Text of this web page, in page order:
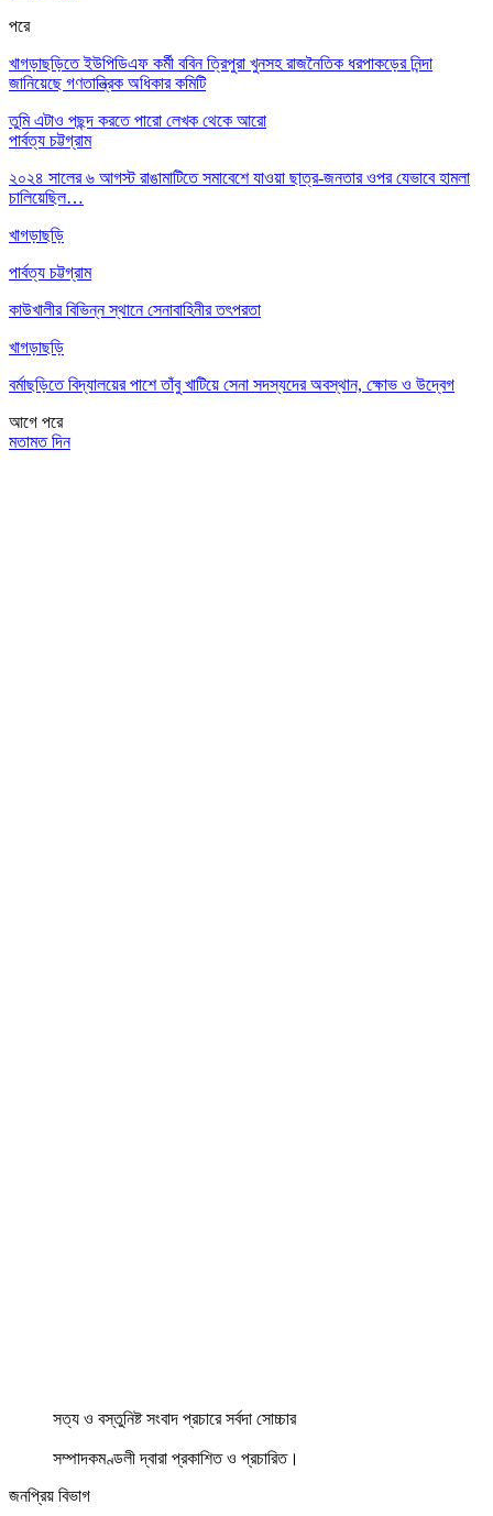
পরে
খাগড়াছড়িতে ইউপিডিএফ কর্মী ববিন ত্রিপুরা খুনসহ রাজনৈতিক ধরপাকড়ের নিন্দা
জানিয়েছে গণতান্ত্রিক অধিকার কমিটি
তুমি এটাও পছন্দ করতে পারো লেখক থেকে আরো
পার্বত্য চট্টগ্রাম
২০২৪ সালের ৬ আগস্ট রাঙামাটিতে সমাবেশে যাওয়া ছাত্র-জনতার ওপর যেভাবে হামলা
চালিয়েছিল…
খাগড়াছড়ি
পার্বত্য চট্টগ্রাম
কাউখালীর বিভিন্ন স্থানে সেনাবাহিনীর তৎপরতা
খাগড়াছড়ি
বর্মাছড়িতে বিদ্যালয়ের পাশে তাঁবু খাটিয়ে সেনা সদস্যদের অবস্থান, ক্ষোভ ও উদ্বেগ
আগে পরে
মতামত দিন
সত্য ও বস্তুনিষ্ট সংবাদ প্রচারে সর্বদা সোচ্চার
সম্পাদকমণ্ডলী দ্বারা প্রকাশিত ও প্রচারিত।
জনপ্রিয় বিভাগ